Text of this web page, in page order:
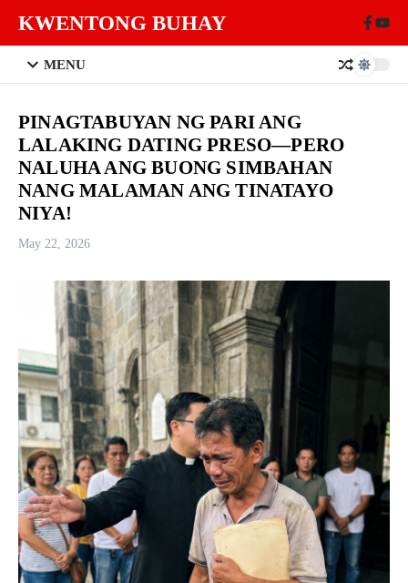
KWENTONG BUHAY
MENU
PINAGTABUYAN NG PARI ANG
LALAKING DATING PRESO—PERO
NALUHA ANG BUONG SIMBAHAN
NANG MALAMAN ANG TINATAYO
NIYA!
May 22, 2026